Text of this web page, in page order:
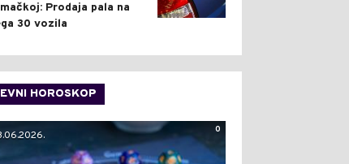
Prodaja pala na
30 vozila
HOROSKOP
0